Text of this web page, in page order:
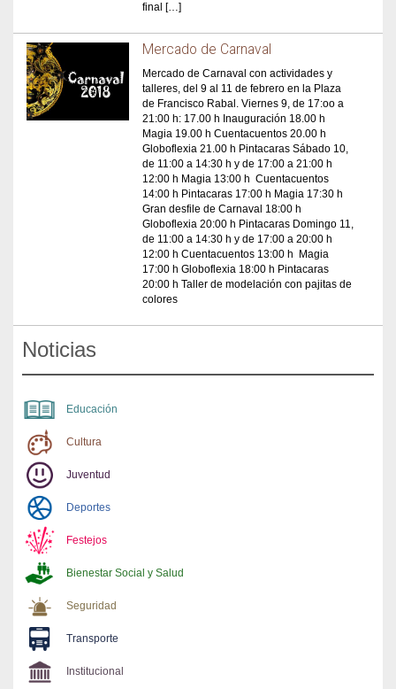
final […]
Mercado de Carnaval
Mercado de Carnaval con actividades y
talleres, del 9 al 11 de febrero en la Plaza
de Francisco Rabal. Viernes 9, de 17:oo a
21:00 h: 17.00 h Inauguración 18.00 h
Magia 19.00 h Cuentacuentos 20.00 h
Globoflexia 21.00 h Pintacaras Sábado 10,
de 11:00 a 14:30 h y de 17:00 a 21:00 h
12:00 h Magia 13:00 h Cuentacuentos
14:00 h Pintacaras 17:00 h Magia 17:30 h
Gran desfile de Carnaval 18:00 h
Globoflexia 20:00 h Pintacaras Domingo 11,
de 11:00 a 14:30 h y de 17:00 a 20:00 h
12:00 h Cuentacuentos 13:00 h Magia
17:00 h Globoflexia 18:00 h Pintacaras
20:00 h Taller de modelación con pajitas de
colores
Noticias
Educación
Cultura
Juventud
Deportes
Festejos
Bienestar Social y Salud
Seguridad
Transporte
Institucional